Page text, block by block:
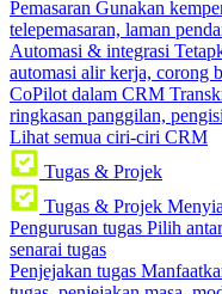
Pemasaran Gunakan
telepemasaran, laman
Automasi & integrasi
automasi alir kerja, corong
CoPilot dalam CRM
ringkasan panggilan,
Lihat semua ciri-ciri CRM
Tugas & Projek
Tugas & Projek
Pengurusan tugas Pilih
senarai tugas
Penjejakan tugas